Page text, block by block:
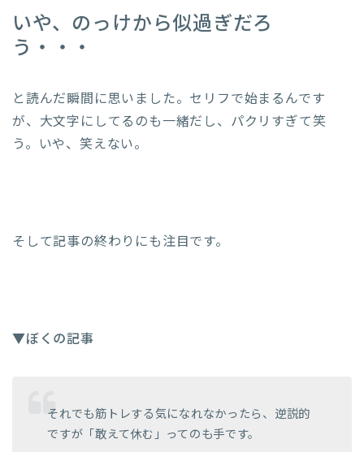
いや、のっけから似過ぎだろ
う・・・
と読んだ瞬間に思いました。セリフで始まるんです
が、大文字にしてるのも一緒だし、パクリすぎて笑
う。いや、笑えない。
そして記事の終わりにも注目です。
▼ぼくの記事
それでも筋トレする気になれなかったら、逆説的
ですが「敢えて休む」ってのも手です。